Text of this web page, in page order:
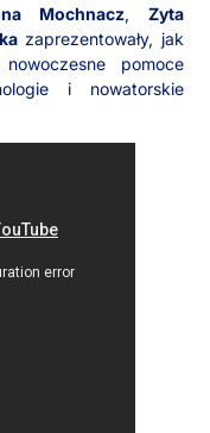
Mochnacz, Zyta
zaprezentowały, jak
pomoce
i nowatorskie